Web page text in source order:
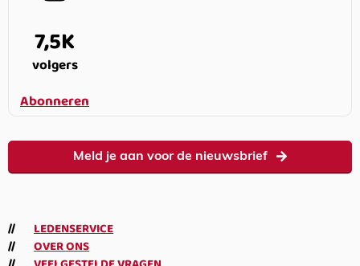
7,5K
volgers
Abonneren
Meld je aan voor de nieuwsbrief
LEDENSERVICE
OVER ONS